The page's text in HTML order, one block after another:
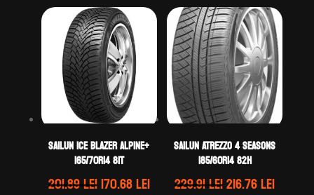
fost:
268.89 lei.
235.18 lei. fost:
436.63 lei.
Sailun ICE BLAZER ALPINE+
165/70R14 81T
201.89leiPrețul
170.68leiPrețul
Sailun ATREZZO 4 SEASONS
185/60R14 82H
229.91leiPrețul
216.76leiPrețul